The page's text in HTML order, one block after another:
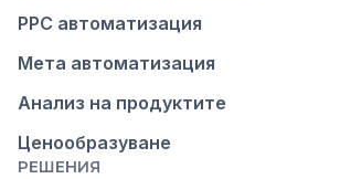
PPC автоматизация
Мета автоматизация
Анализ на продуктите
Ценообразуване
РЕШЕНИЯ